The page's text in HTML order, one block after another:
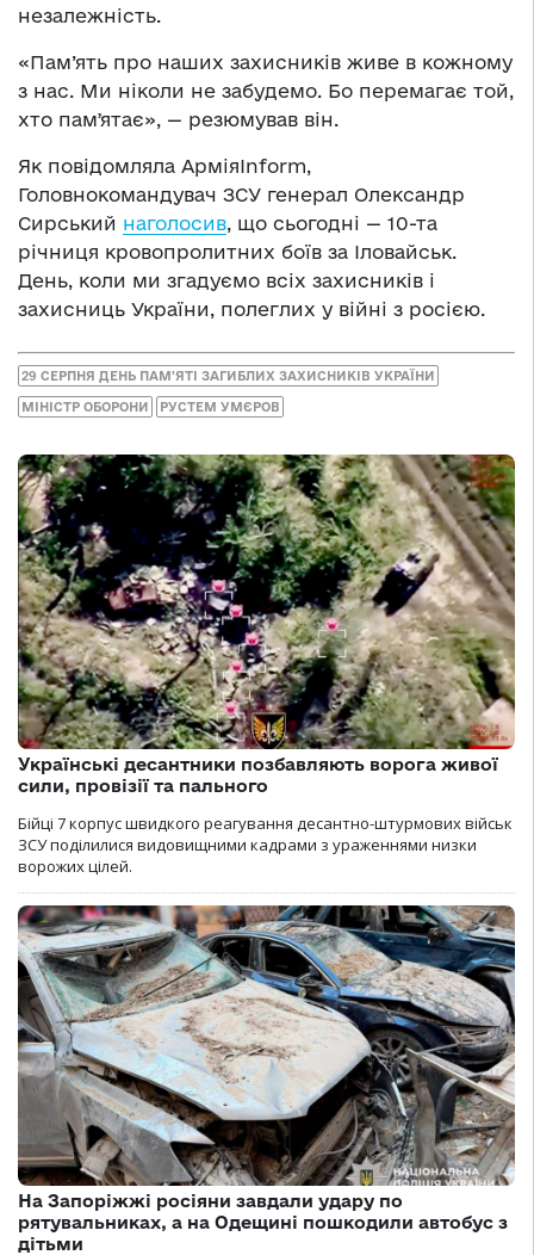
незалежність.
«Пам’ять про наших захисників живе в кожному
з нас. Ми ніколи не забудемо. Бо перемагає той,
хто памʼятає», — резюмував він.
Як повідомляла АрміяInform,
Головнокомандувач ЗСУ генерал Олександр
Сирський наголосив, що сьогодні — 10-та
річниця кровопролитних боїв за Іловайськ.
День, коли ми згадуємо всіх захисників і
захисниць України, полеглих у війні з росією.
29 СЕРПНЯ ДЕНЬ ПАМ'ЯТІ ЗАГИБЛИХ ЗАХИСНИКІВ УКРАЇНИ
МІНІСТР ОБОРОНИ РУСТЕМ УМЄРОВ
Українські десантники позбавляють ворога живої
сили, провізії та пального
Бійці 7 корпус швидкого реагування десантно-штурмових військ
ЗСУ поділилися видовищними кадрами з ураженнями низки
ворожих цілей.
На Запоріжжі росіяни завдали удару по
рятувальниках, а на Одещині пошкодили автобус з
дітьми